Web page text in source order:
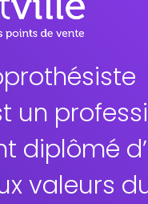
un
diplômé
valeurs